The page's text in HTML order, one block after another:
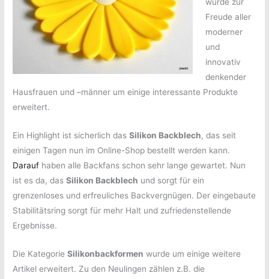
wurde zur
Freude aller
moderner
und
innovativ
denkender
Hausfrauen und –männer um einige interessante Produkte
erweitert.
Ein Highlight ist sicherlich dasSilikon Backblech, das seit
einigen Tagen nun im Online-Shop bestellt werden kann.
Darauf haben alle Backfans schon sehr lange gewartet. Nun
ist es da, dasSilikon Backblech und sorgt für ein
grenzenloses und erfreuliches Backvergnügen. Der eingebaute
Stabilitätsring sorgt für mehr Halt und zufriedenstellende
Ergebnisse.
Die KategorieSilikonbackformen wurde um einige weitere
Artikel erweitert. Zu den Neulingen zählen z.B. die